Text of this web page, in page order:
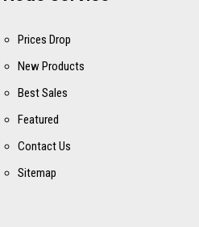
Prices Drop
New Products
Best Sales
Featured
Contact Us
Sitemap